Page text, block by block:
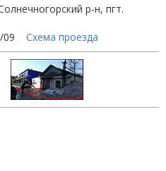
р-н, пгт.
09 Схема проезда